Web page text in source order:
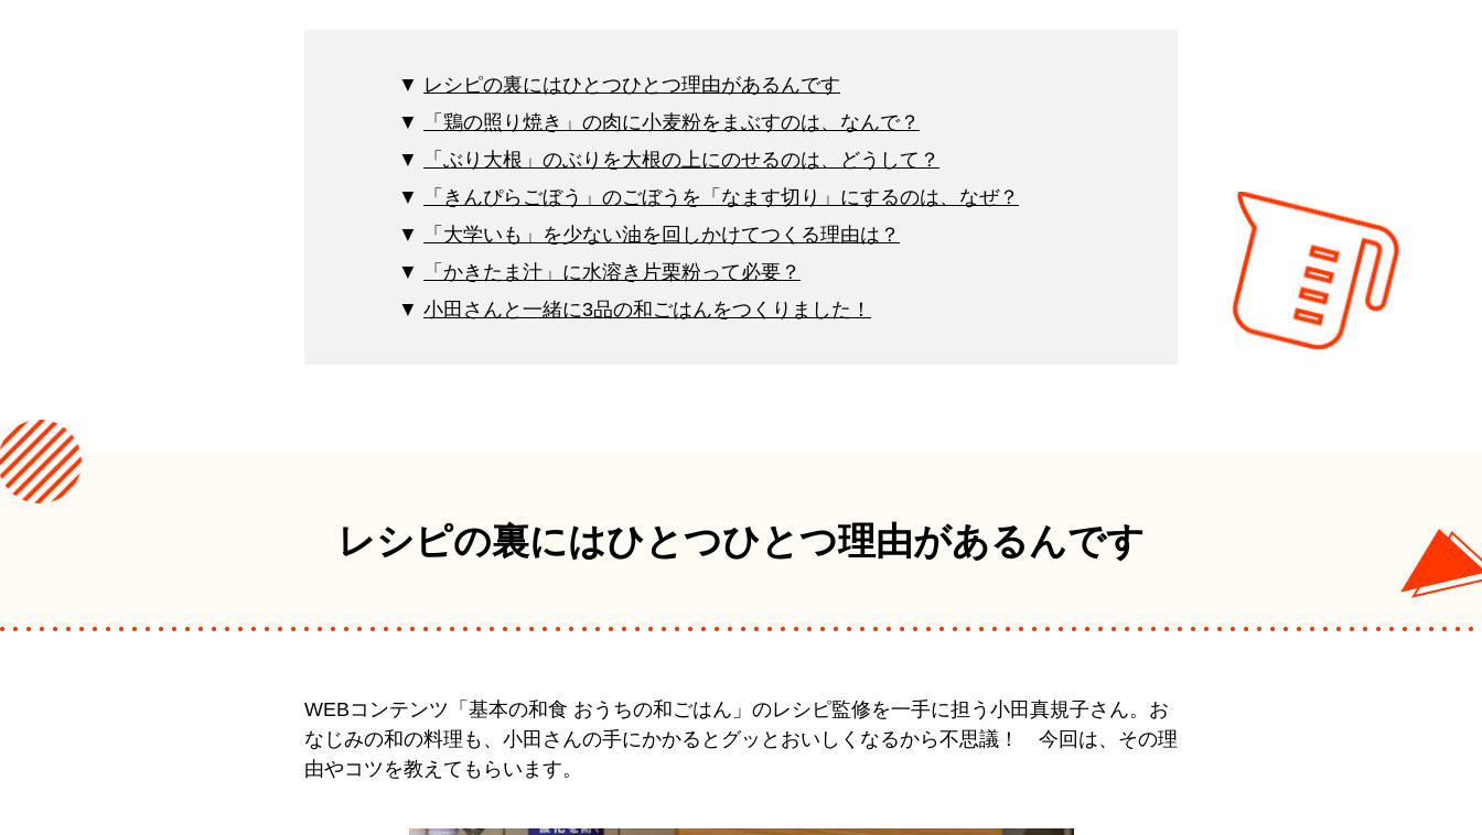
レシピの裏にはひとつひとつ理由があるんです
「鶏の照り焼き」の肉に小麦粉をまぶすのは、なんで？
「ぶり大根」のぶりを大根の上にのせるのは、どうして？
「きんぴらごぼう」のごぼうを「なます切り」にするのは、なぜ？
「大学いも」を少ない油を回しかけてつくる理由は？
「かきたま汁」に水溶き片栗粉って必要？
小田さんと一緒に3品の和ごはんをつくりました！
レシピの裏にはひとつひとつ理由があるんです
WEBコンテンツ「基本の和食 おうちの和ごはん」のレシピ監修を一手に担う小田真規子さん。お
なじみの和の料理も、小田さんの手にかかるとグッとおいしくなるから不思議！ 今回は、その理
由やコツを教えてもらいます。